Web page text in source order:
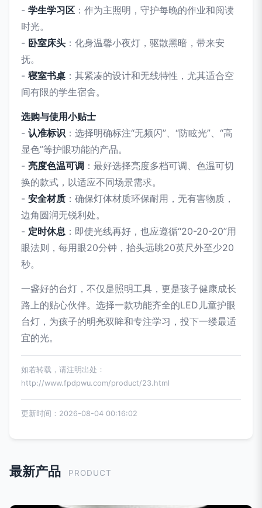
- 学生学习区 ：作为主照明，守护每晚的作业和阅读
时光。
- 卧室床头 ：化身温馨小夜灯，驱散黑暗，带来安
抚。
- 寝室书桌 ：其紧凑的设计和无线特性，尤其适合空
间有限的学生宿舍。
选购与使用小贴士
- 认准标识 ：选择明确标注“无频闪”、“防眩光”、“高
显色”等护眼功能的产品。
- 亮度色温可调 ：最好选择亮度多档可调、色温可切
换的款式，以适应不同场景需求。
- 安全材质 ：确保灯体材质环保耐用，无有害物质，
边角圆润无锐利处。
- 定时休息 ：即使光线再好，也应遵循“20-20-20”用
眼法则，每用眼20分钟，抬头远眺20英尺外至少20
秒。
一盏好的台灯，不仅是照明工具，更是孩子健康成长
路上的贴心伙伴。选择一款功能齐全的LED儿童护眼
台灯，为孩子的明亮双眸和专注学习，投下一缕最适
宜的光。
如若转载，请注明出处：
http://www.fpdpwu.com/product/23.html
更新时间：2026-08-04 00:16:02
最新产品 PRODUCT